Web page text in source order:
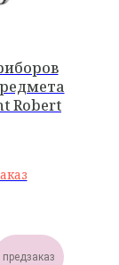
Robert
предзаказ